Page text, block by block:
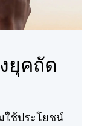
ยุคถัด
ใช้ประโยชน์